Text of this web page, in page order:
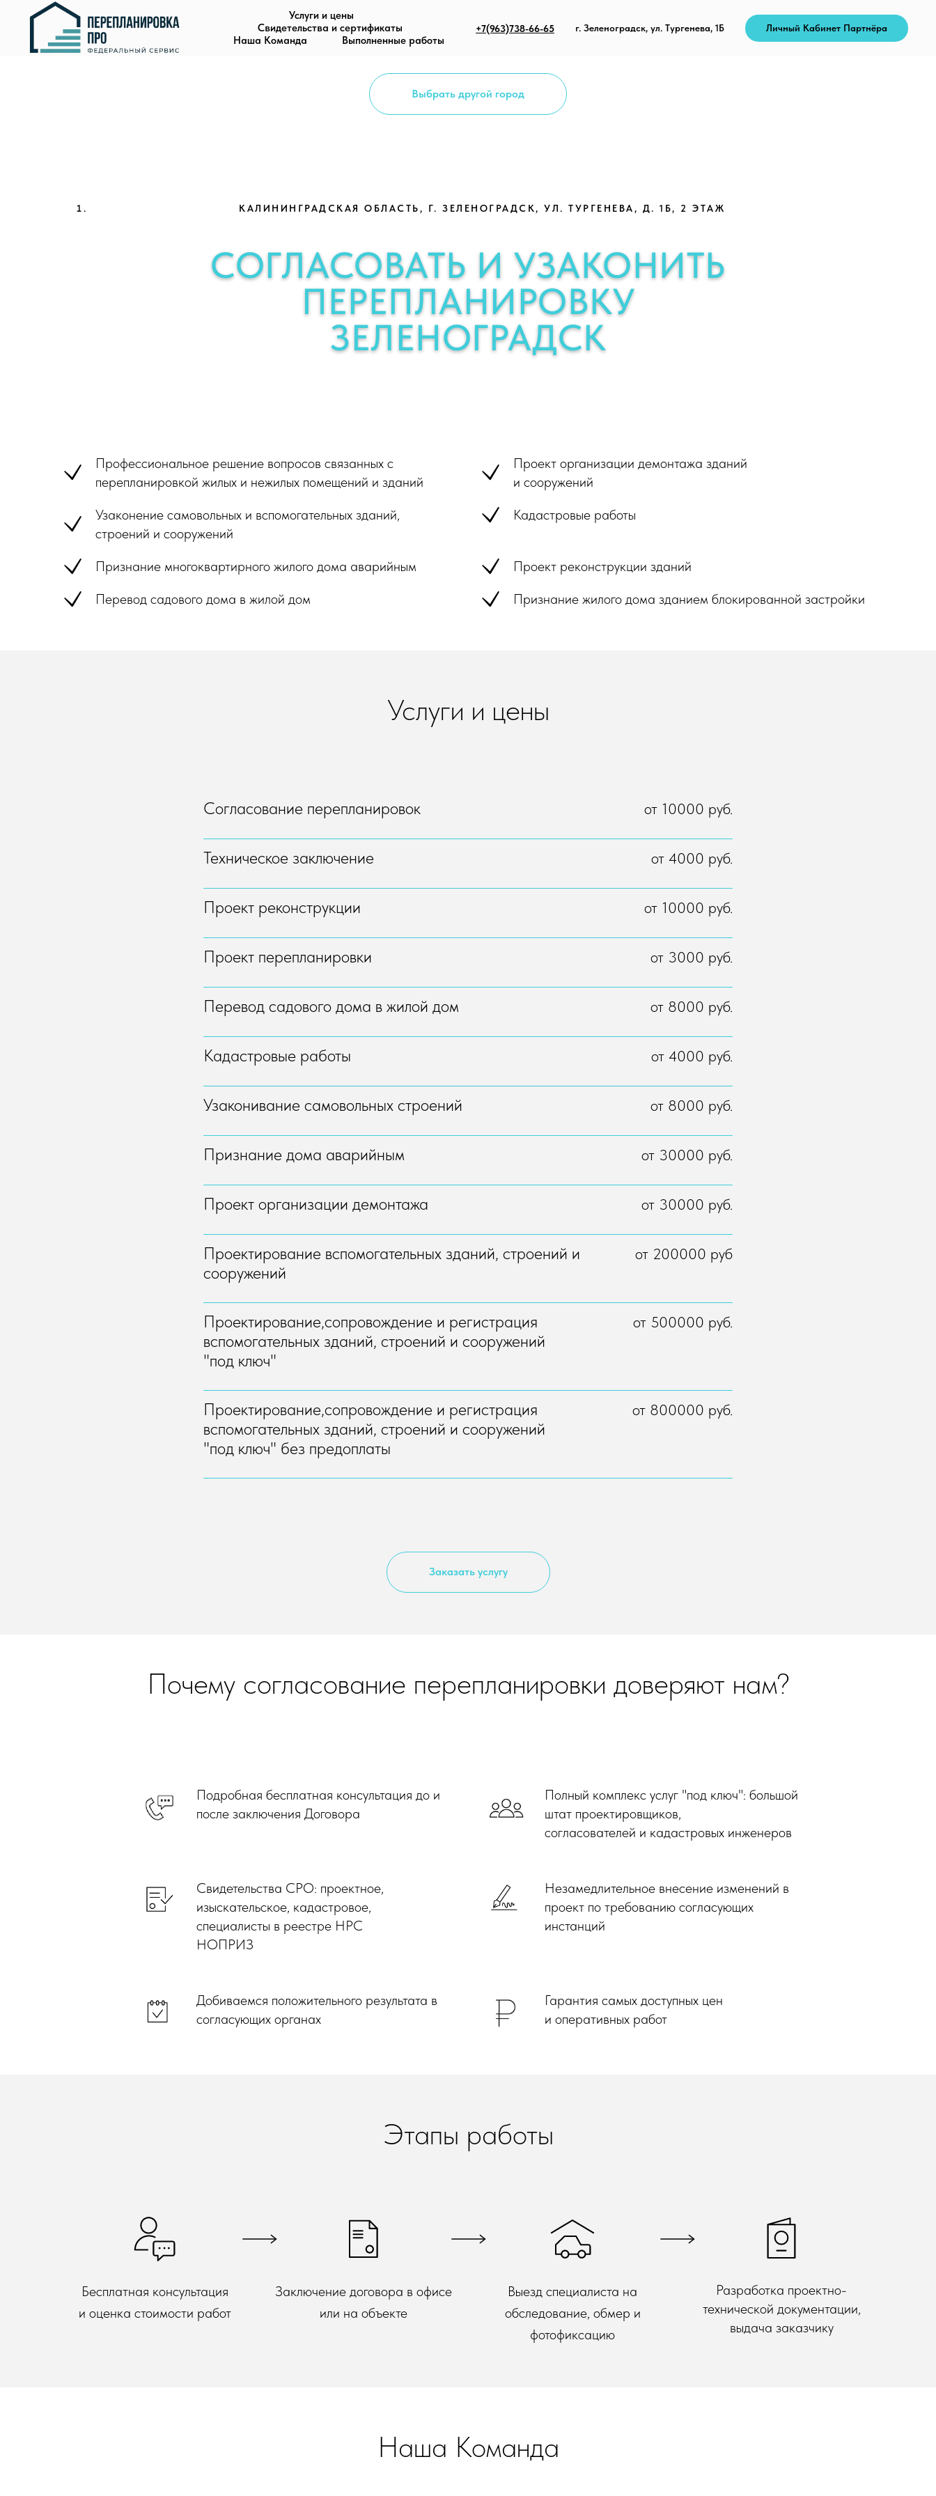
Услуги и цены
Свидетельства и сертификаты
Наша Команда
Выполненные работы
+7(963)738-66-65 г. Зеленоградск, ул. Тургенева, 1Б Личный Кабинет Партнёра
Выбрать другой город
КАЛИНИНГРАДСКАЯ ОБЛАСТЬ, Г. ЗЕЛЕНОГРАДСК, УЛ. ТУРГЕНЕВА, Д. 1Б, 2 ЭТАЖ
СОГЛАСОВАТЬ И УЗАКОНИТЬ
ПЕРЕПЛАНИРОВКУ
ЗЕЛЕНОГРАДСК
Профессиональное решение вопросов связанных с
перепланировкой жилых и нежилых помещений и зданий
Проект организации демонтажа зданий
и сооружений
Узаконение самовольных и вспомогательных зданий,
строений и сооружений
Кадастровые работы
Признание многоквартирного жилого дома аварийным
Проект реконструкции зданий
Перевод садового дома в жилой дом
Признание жилого дома зданием блокированной застройки
Услуги и цены
Согласование перепланировок от 10000 руб.
Техническое заключение от 4000 руб.
Проект реконструкции от 10000 руб.
Проект перепланировки от 3000 руб.
Перевод садового дома в жилой дом от 8000 руб.
Кадастровые работы от 4000 руб.
Узаконивание самовольных строений от 8000 руб.
Признание дома аварийным от 30000 руб.
Проект организации демонтажа от 30000 руб.
Проектирование вспомогательных зданий, строений и
сооружений
от 200000 руб
Проектирование,сопровождение и регистрация
вспомогательных зданий, строений и сооружений
"под ключ"
от 500000 руб.
Проектирование,сопровождение и регистрация
вспомогательных зданий, строений и сооружений
"под ключ" без предоплаты
от 800000 руб.
Заказать услугу
Почему согласование перепланировки доверяют нам?
Подробная бесплатная консультация до и
после заключения Договора
Полный комплекс услуг "под ключ": большой
штат проектировщиков,
согласователей и кадастровых инженеров
Свидетельства СРО: проектное,
изыскательское, кадастровое,
специалисты в реестре НРС
НОПРИЗ
Незамедлительное внесение изменений в
проект по требованию согласующих
инстанций
Добиваемся положительного результата в
согласующих органах
Гарантия самых доступных цен
и оперативных работ
Этапы работы
Бесплатная консультация
и оценка стоимости работ
Заключение договора в офисе
или на объекте
Выезд специалиста на
обследование, обмер и
фотофиксацию
Разработка проектно-
технической документации,
выдача заказчику
Наша Команда